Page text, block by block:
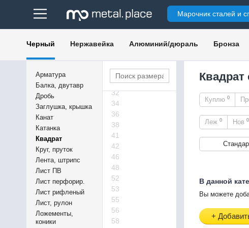
Марочник сталей и
Черный Нержавейка Алюминий/дюраль Бронза
Арматура
Балка, двутавр
Дробь
Заглушка, крышка
Канат
Катанка
Квадрат
Круг, пруток
Лента, штрипс
Лист ПВ
Лист перфорир.
Лист рифленый
Лист, рулон
Ложементы,
коники
21
23
27
28
29
32
34
36
38
41
42
46
48
52
53
55
56
58
Квадрат
Куплю 0
Леж 0 Нов 0
В данной
Вы можете
+